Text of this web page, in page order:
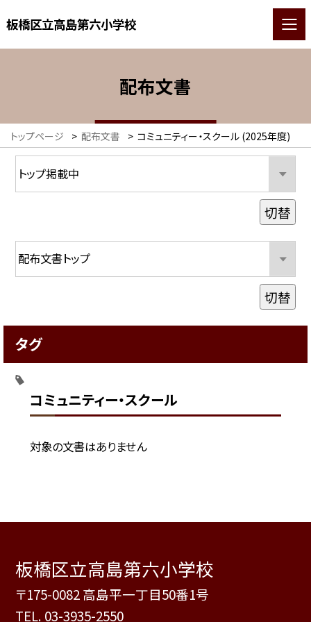
板橋区立高島第六小学校
配布文書
トップページ > 配布文書 > コミュニティー・スクール (2025年度)
コミュニティー・スクール
対象の文書はありません
切替
切替
タグ
板橋区立高島第六小学校
〒175-0082 高島平一丁目50番1号
TEL. 03-3935-2550